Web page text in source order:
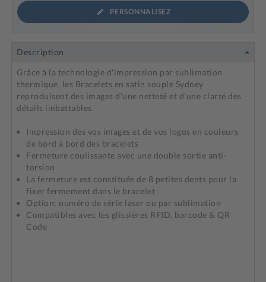
PERSONNALISEZ
Description
Grâce à la technologie d'impression par sublimation
thermique, les Bracelets en satin souple Sydney
reproduisent des images d'une netteté et d'une clarté des
détails imbattables.
Impression des vos images et de vos logos en couleurs
de bord à bord des bracelets
Fermeture coulissante avec une double sortie anti-
torsion
La fermeture est constituée de 8 petites dents pour la
fixer fermement dans le bracelet
Option: numéro de série laser ou par sublimation
Compatibles avec les glissières RFID, barcode & QR
Code